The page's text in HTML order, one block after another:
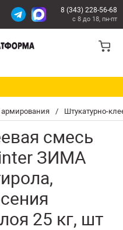
армирования / Штукатурно-
смесь
ЗИМА
25 кг, шт
8 (343) 228-56-68
с 8 до 18, пн-пт